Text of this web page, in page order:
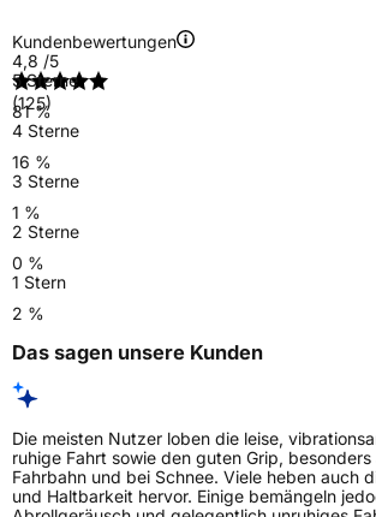
Kundenbewertungen
4,8 /5
(125)
5 Sterne
81 %
4 Sterne
16 %
3 Sterne
1 %
2 Sterne
0 %
1 Stern
2 %
Das sagen unsere Kunden
Die meisten Nutzer loben die leise,
ruhige Fahrt sowie den guten Grip, besonders
Fahrbahn und bei Schnee. Viele heben auch
und Haltbarkeit hervor. Einige bemängeln